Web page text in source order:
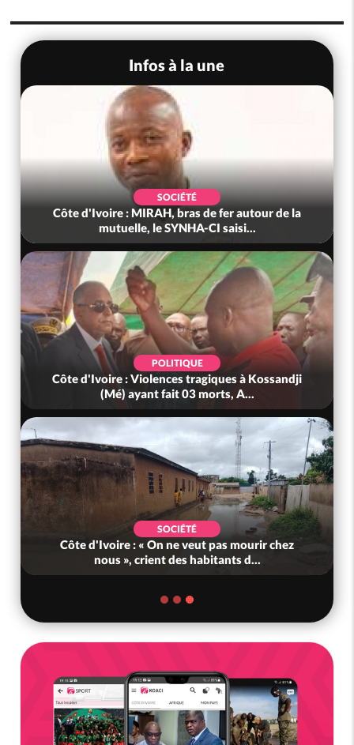
Infos à la une
SOCIÉTÉ
Côte d'Ivoire : MIRAH, bras de fer autour de la
mutuelle, le SYNHA-CI saisi...
POLITIQUE
Côte d'Ivoire : Violences tragiques à Kossandji
(Mé) ayant fait 03 morts, A...
SOCIÉTÉ
Côte d'Ivoire : « On ne veut pas mourir chez
nous », crient des habitants d...